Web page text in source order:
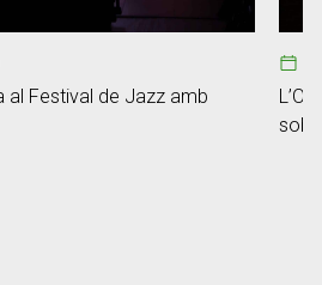
al Festival de Jazz amb